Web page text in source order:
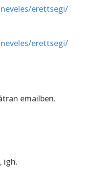
erettsegi/
erettsegi/
emailben.
igh.